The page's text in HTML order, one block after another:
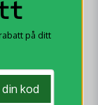
Kumpel
på ditt
kod